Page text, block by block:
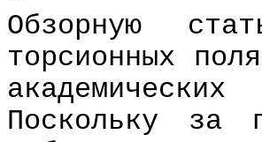
Обзорную
торсионных
Поскольку за